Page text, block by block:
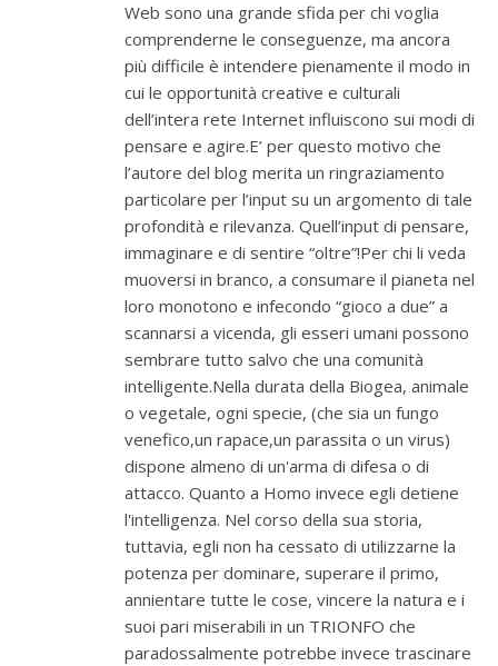
Web sono una grande sfida per chi voglia
comprenderne le conseguenze, ma ancora
più difficile è intendere pienamente il modo in
cui le opportunità creative e culturali
dell’intera rete Internet influiscono sui modi di
pensare e agire.E’ per questo motivo che
l’autore del blog merita un ringraziamento
particolare per l’input su un argomento di tale
profondità e rilevanza. Quell’input di pensare,
immaginare e di sentire “oltre”!Per chi li veda
muoversi in branco, a consumare il pianeta nel
loro monotono e infecondo “gioco a due” a
scannarsi a vicenda, gli esseri umani possono
sembrare tutto salvo che una comunità
intelligente.Nella durata della Biogea, animale
o vegetale, ogni specie, (che sia un fungo
venefico,un rapace,un parassita o un virus)
dispone almeno di un'arma di difesa o di
attacco. Quanto a Homo invece egli detiene
l'intelligenza. Nel corso della sua storia,
tuttavia, egli non ha cessato di utilizzarne la
potenza per dominare, superare il primo,
annientare tutte le cose, vincere la natura e i
suoi pari miserabili in un TRIONFO che
paradossalmente potrebbe invece trascinare